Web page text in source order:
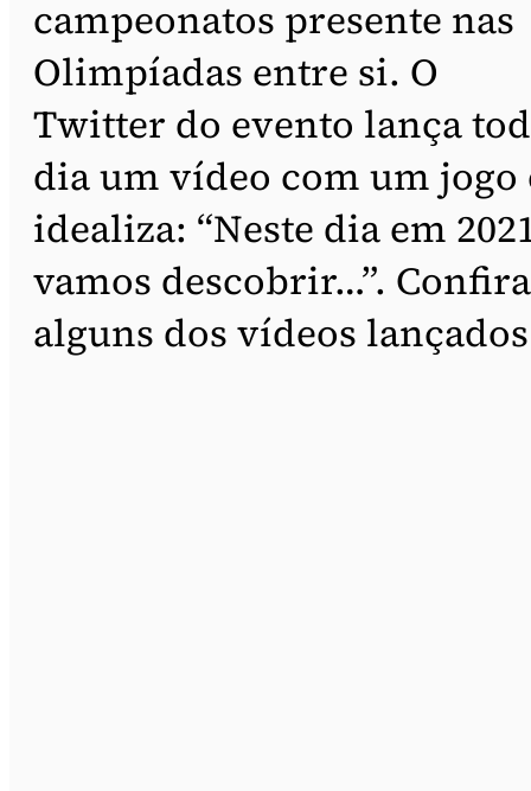
campeonatos presente nas
Olimpíadas entre si. O
Twitter do evento lança
dia um vídeo com um jogo
idealiza: “Neste dia em
vamos descobrir…”. Confira
alguns dos vídeos